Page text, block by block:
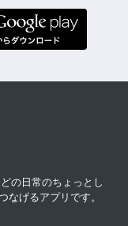
の日常のちょっとし
なげるアプリです。